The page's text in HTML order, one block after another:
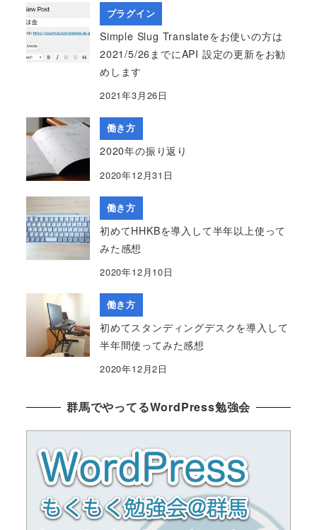
プラグイン
Simple Slug Translateをお使いの方は
2021/5/26までにAPI 設定の更新をお勧
めします
2021年3月26日
働き方
2020年の振り返り
2020年12月31日
働き方
初めてHHKBを導入して半年以上使って
みた感想
2020年12月10日
働き方
初めてスタンディングデスクを導入して
半年間使ってみた感想
2020年12月2日
群馬でやってるWordPress勉強会